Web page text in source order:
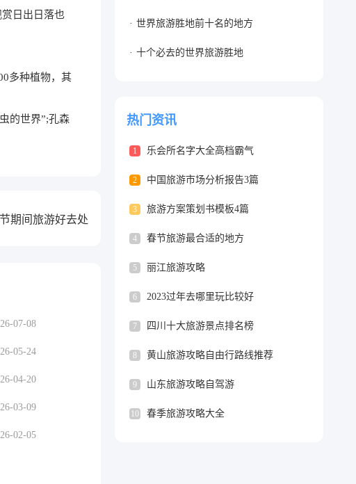
日出日落也
多种植物，其
的世界”;孔森
期间旅游好去处
07-08
05-24
04-20
03-09
02-05
世界旅游胜地前十名的地方
十个必去的世界旅游胜地
热门资讯
1 乐会所名字大全高档霸气
2 中国旅游市场分析报告3篇
3 旅游方案策划书模板4篇
4 春节旅游最合适的地方
5 丽江旅游攻略
6 2023过年去哪里玩比较好
7 四川十大旅游景点排名榜
8 黄山旅游攻略自由行路线推荐
9 山东旅游攻略自驾游
10 春季旅游攻略大全